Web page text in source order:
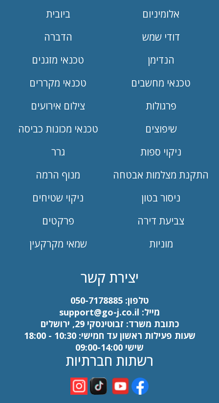
אלומיניום
ביובית
דודי שמש
הדברה
הנדימן
טכנאי מזגנים
טכנאי מחשבים
טכנאי מקררים
פרגולות
צילום אירועים
שיפוצים
טכנאי מכונות כביסה
ניקוי ספות
גרר
התקנת מצלמות אבטחה
מנוף הרמה
ניסור בטון
ניקוי שטיחים
צביעת דירה
פרקטים
מוניות
שמאי מקרקעין
יצירת קשר
טלפון: 050-7178885
מייל: support@go-j.co.il
כתובת משרד: זבוטינסקי 29, ירושלים
שעות פעילות ראשון עד חמישי: 10:30 - 18:00
שישי 09:00-14:00
רשתות חברתיות